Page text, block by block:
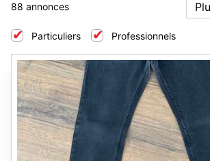
88 annonces
Particuliers Professionnels